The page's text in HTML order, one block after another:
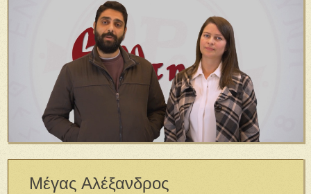
Μέγας Αλέξανδρος